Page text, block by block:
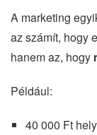
A marketing
az számít, hogy
hanem az, hogy
Például:
40 000 Ft